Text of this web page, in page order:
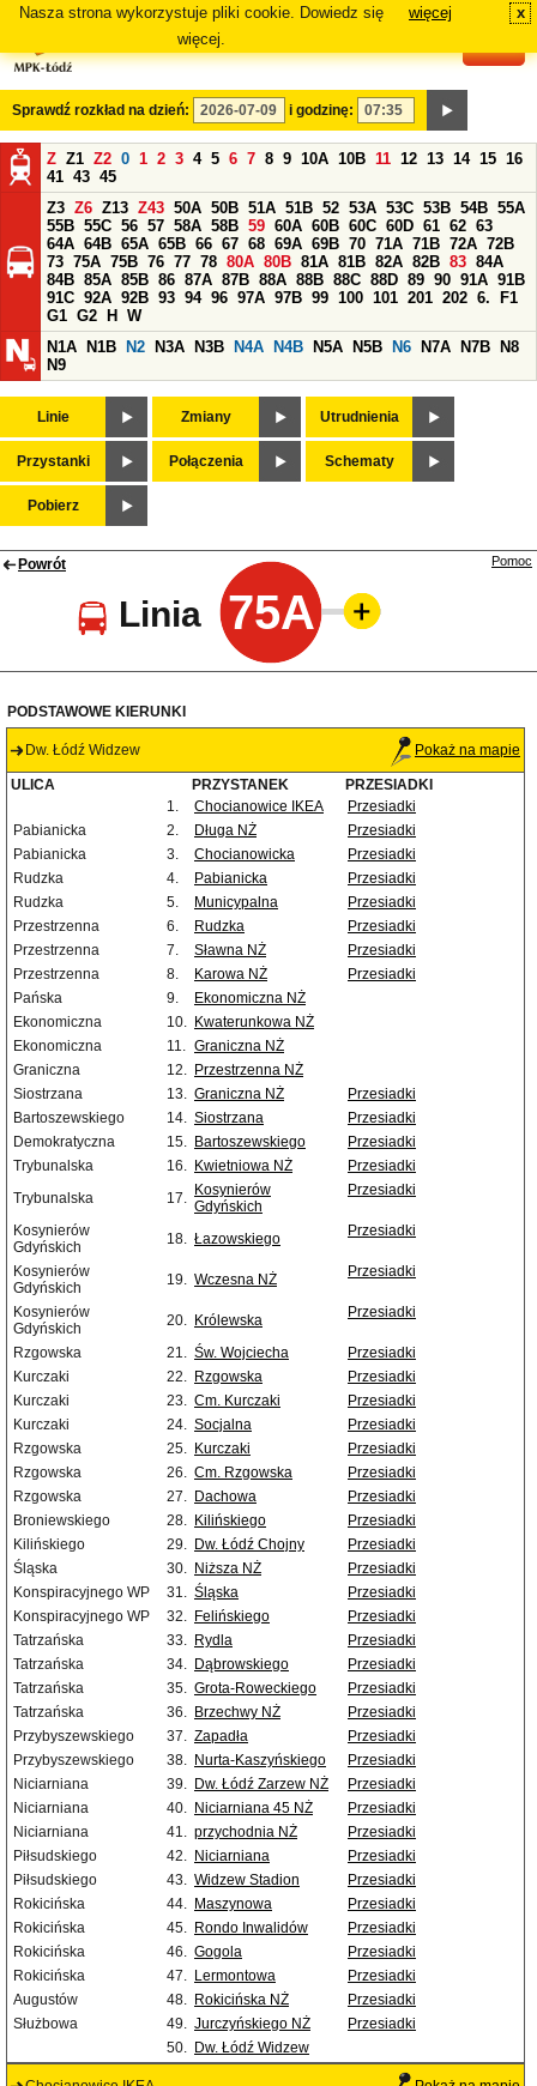
Nasza strona wykorzystuje pliki cookie. Dowiedz się
więcej.
więcej x
Sprawdź rozkład na dzień: i godzinę:
Z Z1 Z2 0 1 2 3 4 5 6 7 8 9 10A 10B 11 12 13 14 15 16
41 43 45
Z3 Z6 Z13 Z43 50A 50B 51A 51B 52 53A 53C 53B 54B 55A
55B 55C 56 57 58A 58B 59 60A 60B 60C 60D 61 62 63
64A 64B 65A 65B 66 67 68 69A 69B 70 71A 71B 72A 72B
73 75A 75B 76 77 78 80A 80B 81A 81B 82A 82B 83 84A
84B 85A 85B 86 87A 87B 88A 88B 88C 88D 89 90 91A 91B
91C 92A 92B 93 94 96 97A 97B 99 100 101 201 202 6.
F1
G1 G2 H
W
N1A
N1B N2 N3A N3B N4A N4B N5A N5B N6 N7A N7B
N8
N9
Linie Zmiany Utrudnienia
Przystanki Połączenia Schematy
Pobierz
Powrót
Linia 75A
Pomoc
PODSTAWOWE KIERUNKI
Dw. Łódź Widzew Pokaż na mapie
ULICA PRZYSTANEK
PRZESIADKI
1.
Chocianowice IKEA
Przesiadki
Pabianicka
2. Długa NŻ
Przesiadki
Pabianicka
3. Chocianowicka
Przesiadki
Rudzka
4. Pabianicka
Przesiadki
Rudzka
5. Municypalna
Przesiadki
Przestrzenna
6. Rudzka
Przesiadki
Przestrzenna
7. Sławna NŻ
Przesiadki
Przestrzenna
8. Karowa NŻ
Przesiadki
Pańska
9.
Ekonomiczna NŻ
Ekonomiczna
10. Kwaterunkowa NŻ
Ekonomiczna
11. Graniczna NŻ
Graniczna
12. Przestrzenna NŻ
Siostrzana
13. Graniczna NŻ
Przesiadki
Bartoszewskiego
14. Siostrzana
Przesiadki
Demokratyczna
15. Bartoszewskiego
Przesiadki
Trybunalska
16. Kwietniowa NŻ
Przesiadki
Trybunalska
17. Kosynierów
Gdyńskich
Przesiadki
Kosynierów
Gdyńskich
18. Łazowskiego Przesiadki
Kosynierów
Gdyńskich
19. Wczesna NŻ Przesiadki
Kosynierów
Gdyńskich
20. Królewska Przesiadki
Rzgowska 21. Św. Wojciecha
Przesiadki
Kurczaki
22. Rzgowska
Przesiadki
Kurczaki
23. Cm. Kurczaki
Przesiadki
Kurczaki
24. Socjalna
Przesiadki
Rzgowska
25. Kurczaki
Przesiadki
Rzgowska
26. Cm. Rzgowska
Przesiadki
Rzgowska
27. Dachowa
Przesiadki
Broniewskiego
28. Kilińskiego
Przesiadki
Kilińskiego
29. Dw. Łódź Chojny
Przesiadki
Śląska
30. Niższa NŻ
Przesiadki
Konspiracyjnego WP
31. Śląska
Przesiadki
Konspiracyjnego WP
32. Felińskiego
Przesiadki
Tatrzańska
33. Rydla
Przesiadki
Tatrzańska
34. Dąbrowskiego
Przesiadki
Tatrzańska
35. Grota-Roweckiego
Przesiadki
Tatrzańska
36. Brzechwy NŻ
Przesiadki
Przybyszewskiego
37. Zapadła
Przesiadki
Przybyszewskiego
38. Nurta-Kaszyńskiego
Przesiadki
Niciarniana
39. Dw. Łódź Zarzew NŻ
Przesiadki
Niciarniana
40. Niciarniana 45 NŻ
Przesiadki
Niciarniana
41. przychodnia NŻ
Przesiadki
Piłsudskiego
42. Niciarniana
Przesiadki
Piłsudskiego
43. Widzew Stadion
Przesiadki
Rokicińska
44. Maszynowa
Przesiadki
Rokicińska
45. Rondo Inwalidów
Przesiadki
Rokicińska
46. Gogola
Przesiadki
Rokicińska
47. Lermontowa
Przesiadki
Augustów
48. Rokicińska NŻ
Przesiadki
Służbowa
49. Jurczyńskiego NŻ
Przesiadki
50. Dw. Łódź Widzew